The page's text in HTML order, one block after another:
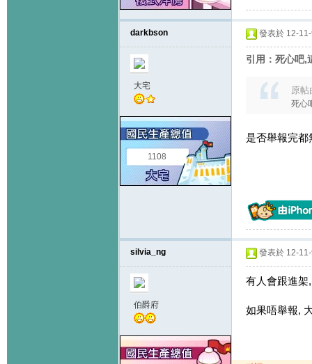
darkbson
大宅
1108
發表於 12-
引用：死心吧,
原
死心
是否舉報完都
silvia_ng
伯爵府
發表於 12-
有人會跟進架
如果唔舉報,